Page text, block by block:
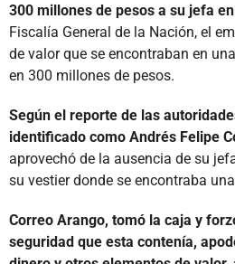
300 millones de pesos a su jefa
Fiscalía General de la Nación, el
de valor que se encontraban en
en 300 millones de pesos.
Según el reporte de las
identificado como Andrés Felipe
aprovechó de la ausencia de su
su vestier donde se encontraba
Correo Arango, tomó la caja y
seguridad que esta contenía,